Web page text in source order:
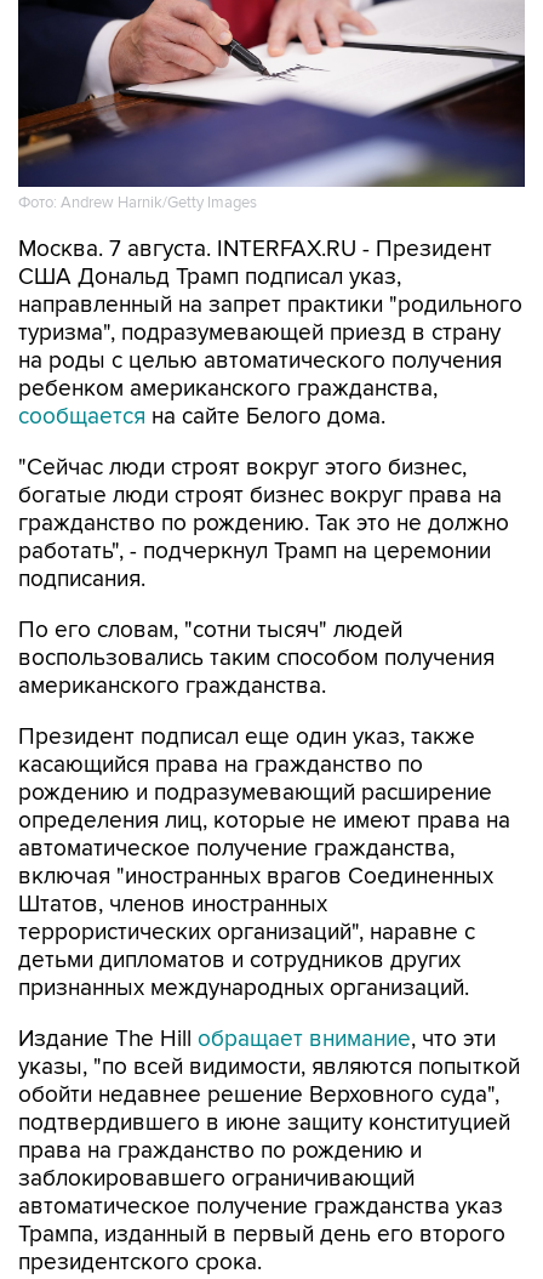
Фото: Andrew Harnik/Getty Images
Москва. 7 августа. INTERFAX.RU - Президент
США Дональд Трамп подписал указ,
направленный на запрет практики "родильного
туризма", подразумевающей приезд в страну
на роды с целью автоматического получения
ребенком американского гражданства,
сообщается на сайте Белого дома.
"Сейчас люди строят вокруг этого бизнес,
богатые люди строят бизнес вокруг права на
гражданство по рождению. Так это не должно
работать", - подчеркнул Трамп на церемонии
подписания.
По его словам, "сотни тысяч" людей
воспользовались таким способом получения
американского гражданства.
Президент подписал еще один указ, также
касающийся права на гражданство по
рождению и подразумевающий расширение
определения лиц, которые не имеют права на
автоматическое получение гражданства,
включая "иностранных врагов Соединенных
Штатов, членов иностранных
террористических организаций", наравне с
детьми дипломатов и сотрудников других
признанных международных организаций.
Издание The Hill обращает внимание, что эти
указы, "по всей видимости, являются попыткой
обойти недавнее решение Верховного суда",
подтвердившего в июне защиту конституцией
права на гражданство по рождению и
заблокировавшего ограничивающий
автоматическое получение гражданства указ
Трампа, изданный в первый день его второго
президентского срока.